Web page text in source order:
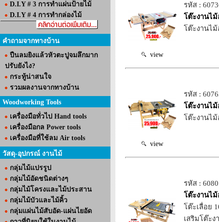
D.I.Y # 3 การทำแผ่นป้ายไม้
D.I.Y # 4 การทำกล่องไม้
คำถามจากทางบ้าน
ปืนลมยิงแล้วหัวตะปูจมลึกมาก
ปรับยังไง?
กระทู้น่าสนใจ
รวมผลงานจากทางบ้าน
Woodworking Tools
เครื่องมือทั่วไป Hand tools
เครื่องมือกล Power tools
เครื่องมือที่ใช้ลม Air tools
วัสดุ-อุปกรณ์ งานไม้
กลุ่มไม้แปรรูป
กลุ่มไม้อัดชนิดต่างๆ
กลุ่มไม้โครงและไม้ประสาน
กลุ่มไม้บัวและไม้คิ้ว
กลุ่มแผ่นไม้สับอัด-แผ่นไยอัด
view
รหัส :
โต๊ะงานไม้
โต๊ะงานไม้
view
รหัส :
โต๊ะงานไม้
โต๊ะงานไม้
รหัส :
โต๊ะงานไ
โต๊ะเลื่อย
เสริมโต๊ะง